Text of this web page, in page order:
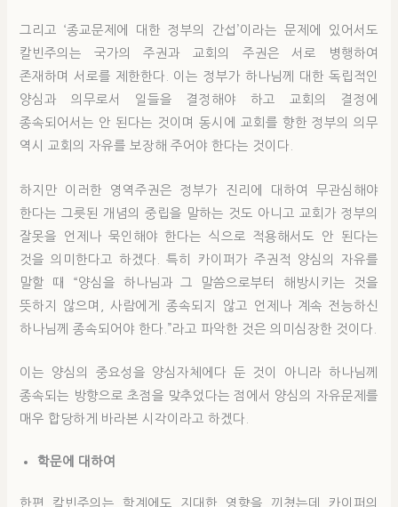
그리고 ‘종교문제에 대한 정부의 간섭’이라는 문제에 있어서도
칼빈주의는 국가의 주권과 교회의 주권은 서로 병행하여
존재하며 서로를 제한한다. 이는 정부가 하나님께 대한 독립적인
양심과 의무로서 일들을 결정해야 하고 교회의 결정에
종속되어서는 안 된다는 것이며 동시에 교회를 향한 정부의 의무
역시 교회의 자유를 보장해 주어야 한다는 것이다.
하지만 이러한 영역주권은 정부가 진리에 대하여 무관심해야
한다는 그릇된 개념의 중립을 말하는 것도 아니고 교회가 정부의
잘못을 언제나 묵인해야 한다는 식으로 적용해서도 안 된다는
것을 의미한다고 하겠다. 특히 카이퍼가 주권적 양심의 자유를
말할 때 “양심을 하나님과 그 말씀으로부터 해방시키는 것을
뜻하지 않으며, 사람에게 종속되지 않고 언제나 계속 전능하신
하나님께 종속되어야 한다.”라고 파악한 것은 의미심장한 것이다.
이는 양심의 중요성을 양심자체에다 둔 것이 아니라 하나님께
종속되는 방향으로 초점을 맞추었다는 점에서 양심의 자유문제를
매우 합당하게 바라본 시각이라고 하겠다.
학문에 대하여
한편 칼빈주의는 학계에도 지대한 영향을 끼쳤는데 카이퍼의